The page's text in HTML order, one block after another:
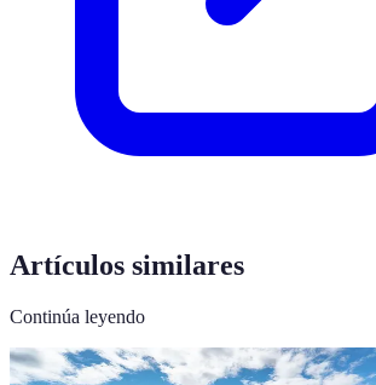
Artículos similares
Continúa leyendo